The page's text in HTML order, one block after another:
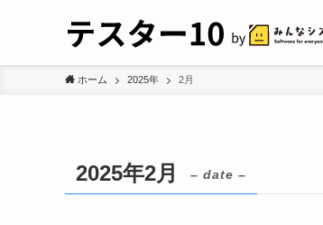
ホーム 2025年 2月
2025年2月 – date –